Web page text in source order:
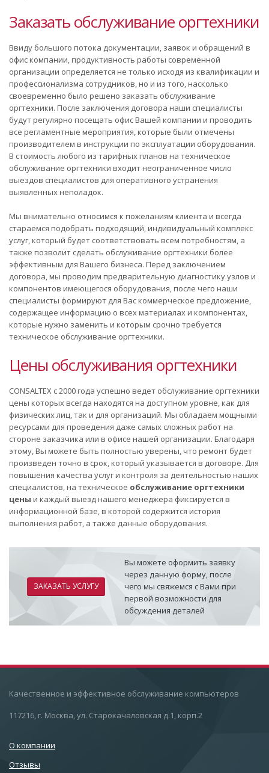
Заказать обслуживание оргтехники
Ввиду большого потока документации, заявок и обращений в
офис компании, продуктивность работы современной
организации определяется не только исходя из квалификации и
профессионализма сотрудников, но и из того, насколько
своевременно было решено заказать обслуживание
оргтехники. После заключения договора наши специалисты
будут регулярно посещать офис Вашей компании и проводить
все регламентные мероприятия, которые были отмечены
производителем в инструкции по эксплуатации оборудования.
В стоимость любого из тарифных планов на техническое
обслуживание оргтехники входит неограниченное число
выездов специалистов для оперативного устранения
выявленных неполадок.
Мы внимательно относимся к пожеланиям клиента и всегда
стараемся подобрать подходящий, индивидуальный комплекс
услуг, который будет соответствовать всем потребностям, а
также позволит сделать обслуживание оргтехники более
эффективным для Вашего бизнеса. Перед заключением
договора, мы проводим предварительную диагностику узлов и
компонентов имеющегося оборудования, после чего наши
специалисты формируют для Вас коммерческое предложение,
содержащее информацию о всех материалах и компонентах,
которые нужно заменить и которым срочно требуется
техническое обслуживание оргтехники.
Цены обслуживания оргтехники
CONSALTEX с 2000 года успешно ведет обслуживание оргтехники
цены которых всегда находятся на доступном уровне, как для
физических лиц, так и для организаций. Мы обладаем мощными
ресурсами для проведения даже самых сложных работ на
стороне заказчика или в офисе нашей организации. Благодаря
этому, Вы можете быть полностью уверены, что ремонт будет
произведен точно в срок, который указывается в договоре. Для
повышения качества услуг и контроля за деятельностью наших
специалистов, на техническое обслуживание оргтехники
цены и каждый выезд нашего менеджера фиксируется в
информационной базе, в которой содержится история
выполнения работ, а также данные оборудования.
ЗАКАЗАТЬ УСЛУГУ
Вы можете оформить заявку
через данную форму, после
чего мы свяжемся с Вами при
первой возможности для
обсуждения деталей
Качественное и эффективное обслуживание компьютеров
117216, г. Москва, ул. Старокачаловская д.1, корп.2
О компании
Отзывы